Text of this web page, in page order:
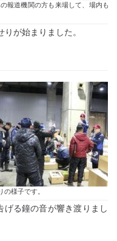
報道機関の方も来場して、場内も
が始まりました。
様子です。
る鐘の音が響き渡りまし